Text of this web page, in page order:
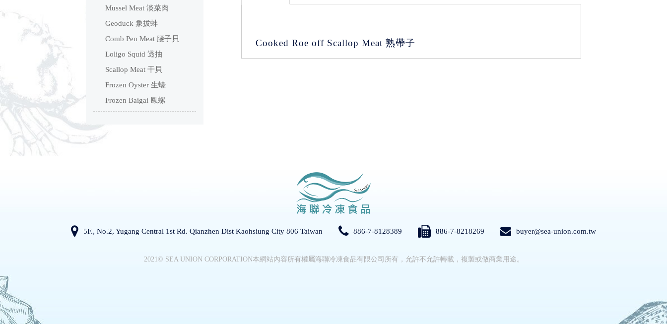
Mussel Meat 淡菜肉
Geoduck 象拔蚌
Comb Pen Meat 腰子貝
Loligo Squid 透抽
Scallop Meat 干貝
Frozen Oyster 生蠔
Frozen Baigai 鳳螺
Cooked Roe off Scallop Meat 熟帶子
5F., No.2, Yugang Central 1st Rd. Qianzhen Dist Kaohsiung City 806 Taiwan 886-7-8128389 886-7-8218269 buyer@sea-union.com.tw
2021© SEA UNION CORPORATION本網站內容所有權屬海聯冷凍食品有限公司所有，允許不允許轉載，複製或做商業用途。